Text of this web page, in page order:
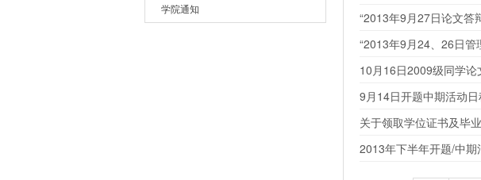
学院通知
“2013年9月27日论文答
“2013年9月24、26日管
10月16日2009级同学
9月14日开题中期活动日
关于领取学位证书及毕
2013年下半年开题/中期